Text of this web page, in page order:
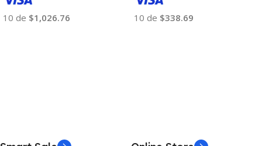
10 de $1,026.76 10 de $338.69